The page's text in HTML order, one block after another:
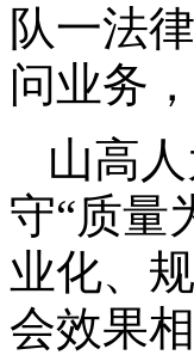
队一法
问业务
山高
守“质量
业化、
会效果